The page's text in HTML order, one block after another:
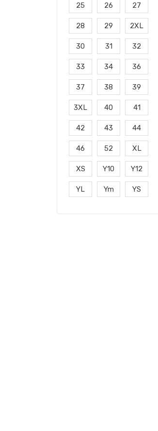
25 26 27
28 29 2XL
30 31 32
33 34 36
37 38 39
3XL 40 41
42 43 44
46 52 XL
XS Y10 Y12
YL Ym YS